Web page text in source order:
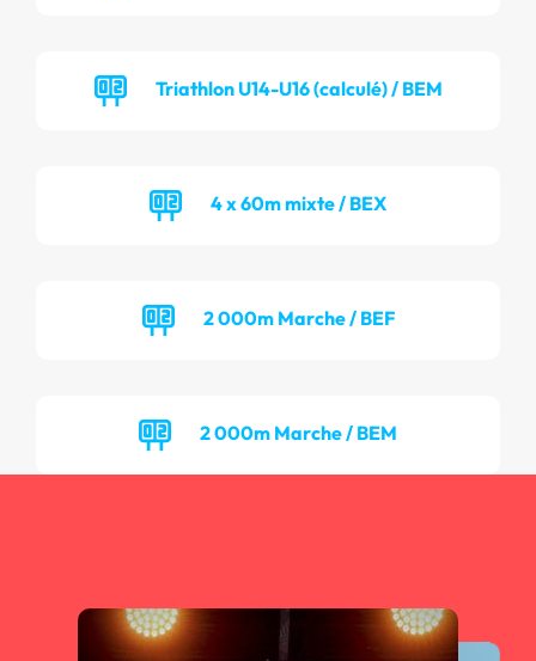
Triathlon U14-U16 (calculé) / BEM
4 x 60m mixte / BEX
2 000m Marche / BEF
2 000m Marche / BEM